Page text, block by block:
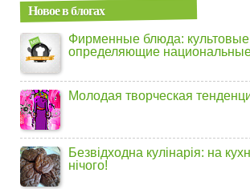
Новое в блогах
Фирменные блюда: культовые
определяющие национальные
Молодая творческая
Безвідходна кулінарія: на
нічого!